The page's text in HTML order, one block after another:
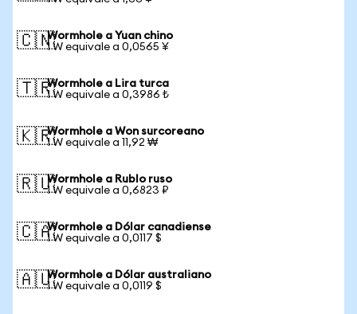
🇨🇳Wormhole a Yuan chino
1 W equivale a 0,0565 ¥
🇹🇷Wormhole a Lira turca
1 W equivale a 0,3986 ₺
🇰🇷Wormhole a Won surcoreano
1 W equivale a 11,92 ₩
🇷🇺Wormhole a Rublo ruso
1 W equivale a 0,6823 ₽
🇨🇦Wormhole a Dólar canadiense
1 W equivale a 0,0117 $
🇦🇺Wormhole a Dólar australiano
1 W equivale a 0,0119 $